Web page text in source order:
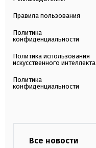
Правила пользования
Политика
конфиденциальности
Политика использования
искусственного интеллекта
Политика
конфиденциальности
Все новости